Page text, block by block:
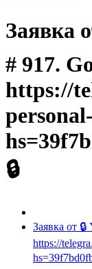
Заявка
# 917.
https://
🔒
Заявка от
https://